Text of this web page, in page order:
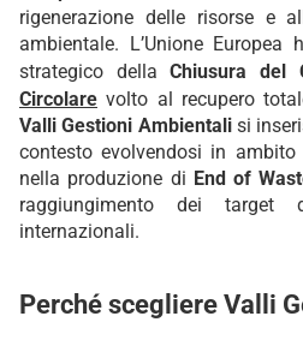
rigenerazione delle risorse e
ambientale. L’Unione
strategico dellaChiusura del
Circolare volto al recupero
Valli Gestioni Ambientalisi
contesto evolvendosi in ambito
nella produzione di End of
raggiungimento dei
internazionali.
Perché scegliere Valli